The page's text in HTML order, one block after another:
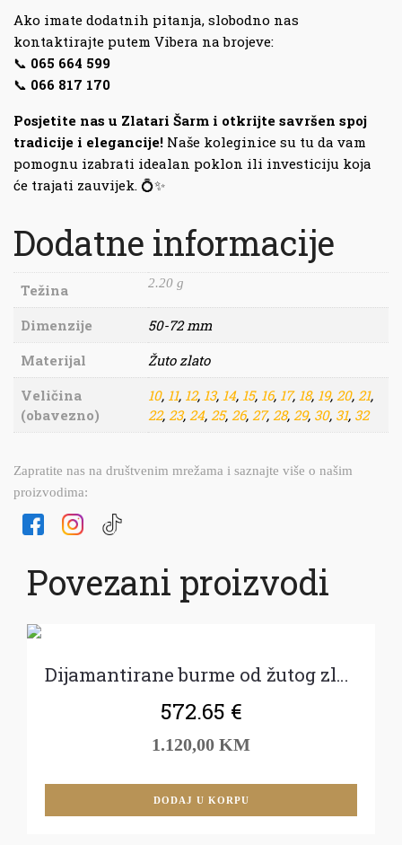
Ako imate dodatnih pitanja, slobodno nas
kontaktirajte putem Vibera na brojeve:
📞 065 664 599
📞 066 817 170
Posjetite nas u Zlatari Šarm i otkrijte savršen spoj
tradicije i elegancije! Naše koleginice su tu da vam
pomognu izabrati idealan poklon ili investiciju koja
će trajati zauvijek. 💍✨
Dodatne informacije
Težina 2.20 g
Dimenzije
50-72 mm
Materijal
Žuto zlato
Veličina
(obavezno)
10, 11, 12, 13, 14, 15, 16, 17, 18, 19, 20, 21,
22, 23, 24, 25, 26, 27, 28, 29, 30, 31, 32
Zapratite nas na društvenim mrežama i saznajte više o našim
proizvodima:
Povezani proizvodi
Dijamantirane burme od žutog zlata
572.65 €
1.120,00 KM
DODAJ U KORPU